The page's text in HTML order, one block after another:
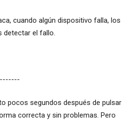
cuando algún dispositivo falla, los
detectar el fallo.
pocos segundos después de pulsar
correcta y sin problemas. Pero